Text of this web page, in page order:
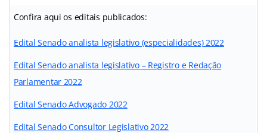
Confira aqui os editais publicados:
Edital Senado analista legislativo (especialidades) 2022
Edital Senado analista legislativo – Registro e Redação
Parlamentar 2022
Edital Senado Advogado 2022
Edital Senado Consultor Legislativo 2022